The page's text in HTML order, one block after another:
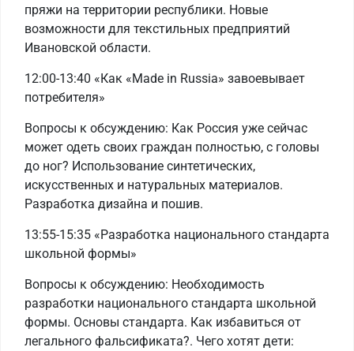
пряжи на территории республики. Новые
возможности для текстильных предприятий
Ивановской области.
12:00-13:40 «Как «Made in Russia» завоевывает
потребителя»
Вопросы к обсуждению: Как Россия уже сейчас
может одеть своих граждан полностью, с головы
до ног? Использование синтетических,
искусственных и натуральных материалов.
Разработка дизайна и пошив.
13:55-15:35 «Разработка национального стандарта
школьной формы»
Вопросы к обсуждению: Необходимость
разработки национального стандарта школьной
формы. Основы стандарта. Как избавиться от
легального фальсификата?. Чего хотят дети: